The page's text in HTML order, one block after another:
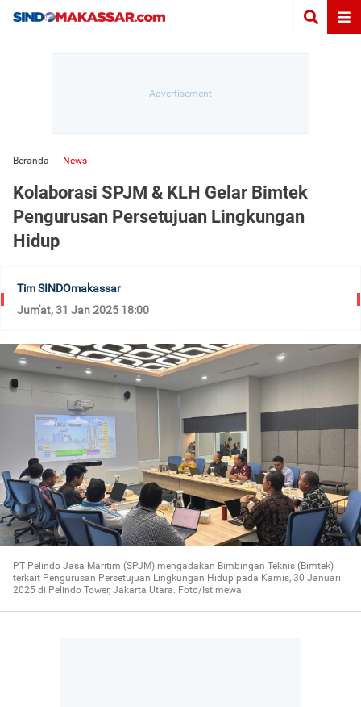
Beranda News
Kolaborasi SPJM & KLH Gelar Bimtek
Pengurusan Persetujuan Lingkungan
Hidup
Tim SINDOmakassar
Jum'at, 31 Jan 2025 18:00
PT Pelindo Jasa Maritim (SPJM) mengadakan Bimbingan Teknis (Bimtek)
terkait Pengurusan Persetujuan Lingkungan Hidup pada Kamis, 30 Januari
2025 di Pelindo Tower, Jakarta Utara. Foto/Istimewa